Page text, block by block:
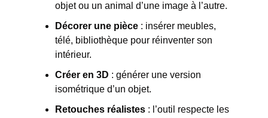
objet ou un animal d’une image à l’autre.
Décorer une pièce : insérer meubles,
télé, bibliothèque pour réinventer son
intérieur.
Créer en 3D : générer une version
isométrique d’un objet.
Retouches réalistes : l’outil respecte les